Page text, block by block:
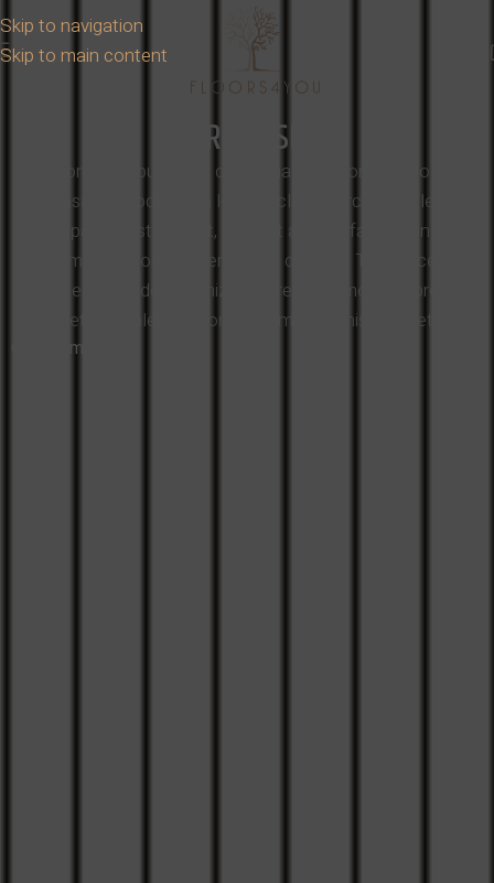
Skip to navigation
Skip to main content
PRODUSE
La Floors4You punem la dispoziția clienților noștri o gamă
extinsă de produse din lemn, inclusiv parchet din lemn
masiv, parchet stratificat, parchet artistic, fațade din lemn,
precum și pardoseli exterioare și deck-uri. Toate acestea
provin exclusiv de la furnizori de renume mondial, precum
Vetedy, Lalegno, Bona, Hiram sau FinishParkiet.
Citește mai mult